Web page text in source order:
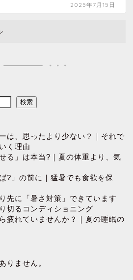
2025年7月15日
検索
は、思ったより少ない？｜それで
く理由
る」は本当?｜夏の体重より、気
?」の前に｜猛暑でも食欲を保
先に「暑さ対策」できています
切るコンディショニング
疲れていませんか？｜夏の睡眠の
りません。